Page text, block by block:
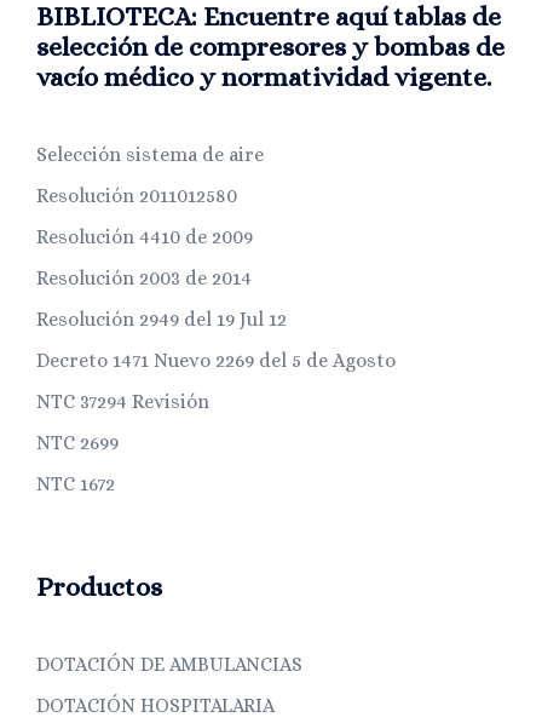
BIBLIOTECA: Encuentre aquí tablas de
selección de compresores y bombas de
vacío médico y normatividad vigente.
Selección sistema de aire
Resolución 2011012580
Resolución 4410 de 2009
Resolución 2003 de 2014
Resolución 2949 del 19 Jul 12
Decreto 1471 Nuevo 2269 del 5 de Agosto
NTC 37294 Revisión
NTC 2699
NTC 1672
Productos
DOTACIÓN DE AMBULANCIAS
DOTACIÓN HOSPITALARIA